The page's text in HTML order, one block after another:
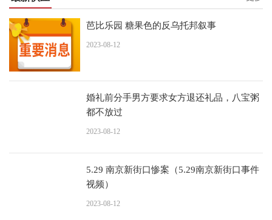
芭比乐园 糖果色的反乌托邦叙事
2023-08-12
婚礼前分手男方要求女方退还礼品，八宝粥
都不放过
2023-08-12
5.29 南京新街口惨案（5.29南京新街口事件
视频）
2023-08-12